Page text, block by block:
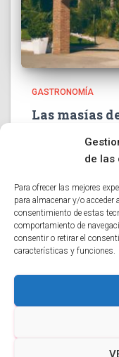
de las
Para ofrecer las mejores
para almacenar y/o
consentimiento de estas
comportamiento de
consentir o retirar el
características y funciones.
GASTRONOMÍA
Las masías
referencia
exclusivas
La elección de una
convertido en una
las parejas que
naturaleza y con
Hestia